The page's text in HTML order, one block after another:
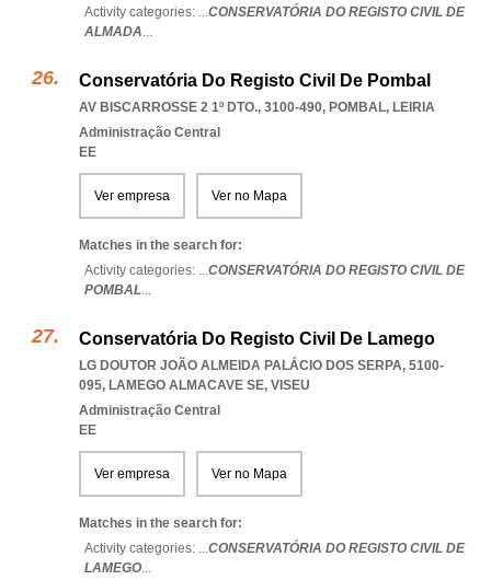
Activity categories: ...CONSERVATÓRIA DO REGISTO CIVIL DE
ALMADA...
Conservatória Do Registo Civil De Pombal
AV BISCARROSSE 2 1º DTO., 3100-490, POMBAL, LEIRIA
Administração Central
EE
Ver empresa Ver no Mapa
Matches in the search for:
Activity categories: ...CONSERVATÓRIA DO REGISTO CIVIL DE
POMBAL...
Conservatória Do Registo Civil De Lamego
LG DOUTOR JOÃO ALMEIDA PALÁCIO DOS SERPA, 5100-
095, LAMEGO ALMACAVE SE, VISEU
Administração Central
EE
Ver empresa Ver no Mapa
Matches in the search for:
Activity categories: ...CONSERVATÓRIA DO REGISTO CIVIL DE
LAMEGO...